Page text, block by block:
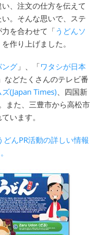
、注文の仕方を伝えて
。そんな思いで、ステ
を合わせて「うどんソ
を作り上げました。
ング 」、「ワタシが日本
」などたくさんのテレビ番
(Japan Times)、四国新
また、三豊市から高松市
います。
んPR活動の詳しい情報